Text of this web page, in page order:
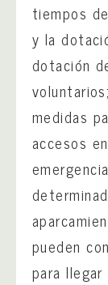
tiempos
y la
dotación
medidas
accesos
pueden
para